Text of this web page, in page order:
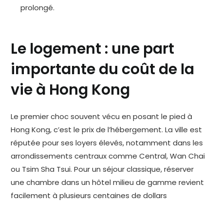
prolongé.
Le logement : une part
importante du coût de la
vie à Hong Kong
Le premier choc souvent vécu en posant le pied à
Hong Kong, c’est le prix de l’hébergement. La ville est
réputée pour ses loyers élevés, notamment dans les
arrondissements centraux comme Central, Wan Chai
ou Tsim Sha Tsui. Pour un séjour classique, réserver
une chambre dans un hôtel milieu de gamme revient
facilement à plusieurs centaines de dollars